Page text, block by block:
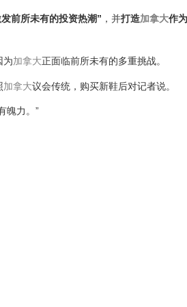
前所未有的投资热潮” ，并打造加拿大作
为加拿大正面临前所未有的多重挑战。
加拿大议会传统，购买新鞋后对记者说。
魄力。”